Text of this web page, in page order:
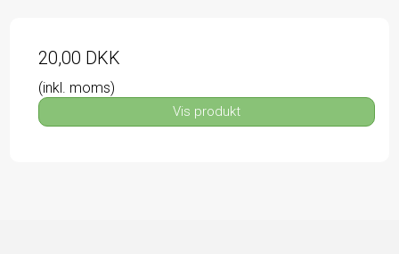
20,00 DKK
(inkl. moms)
Vis produkt